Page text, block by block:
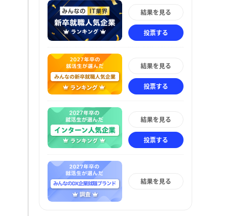
結果を見る
投票する
結果を見る
投票する
結果を見る
投票する
結果を見る